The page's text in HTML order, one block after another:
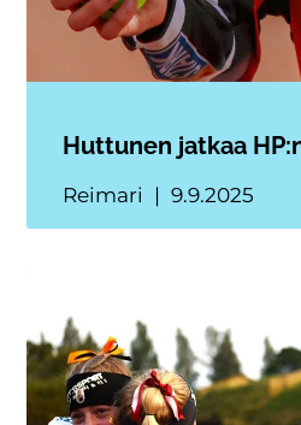
Huttunen jatkaa
Reimari 9.9.2025